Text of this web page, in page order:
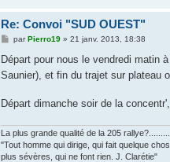
Re: Convoi "SUD OUEST"
M
s
s
a
parPierro19» 21 janv. 2013, 18:38
Départ pour nous le vendredi matin
Saunier), et fin du trajet sur plateau
Départ dimanche soir de la
La plus grande qualité de la 205
"Tout homme qui dirige, qui fait quelque
plus sévères, qui ne font rien. J. Clarétie"